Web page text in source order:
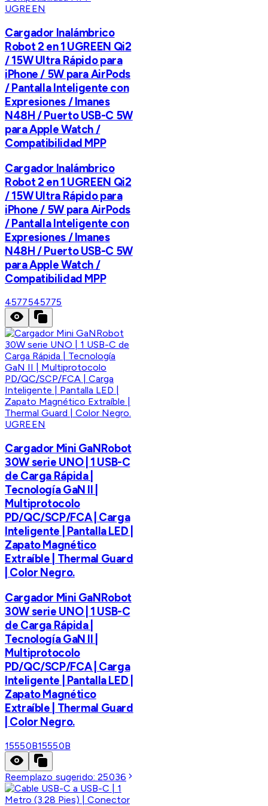
UGREEN
Cargador Inalámbrico
Robot 2 en 1 UGREEN Qi2
/ 15W Ultra Rápido para
iPhone / 5W para AirPods
/ Pantalla Inteligente con
Expresiones / Imanes
N48H / Puerto USB-C 5W
para Apple Watch /
Compatibilidad MPP
Cargador Inalámbrico
Robot 2 en 1 UGREEN Qi2
/ 15W Ultra Rápido para
iPhone / 5W para AirPods
/ Pantalla Inteligente con
Expresiones / Imanes
N48H / Puerto USB-C 5W
para Apple Watch /
Compatibilidad MPP
4577545775
UGREEN
Cargador Mini GaNRobot
30W serie UNO | 1 USB-C
de Carga Rápida |
Tecnología GaN II |
Multiprotocolo
PD/QC/SCP/FCA | Carga
Inteligente | Pantalla LED |
Zapato Magnético
Extraíble | Thermal Guard
| Color Negro.
Cargador Mini GaNRobot
30W serie UNO | 1 USB-C
de Carga Rápida |
Tecnología GaN II |
Multiprotocolo
PD/QC/SCP/FCA | Carga
Inteligente | Pantalla LED |
Zapato Magnético
Extraíble | Thermal Guard
| Color Negro.
15550B15550B
Reemplazo sugerido:25036